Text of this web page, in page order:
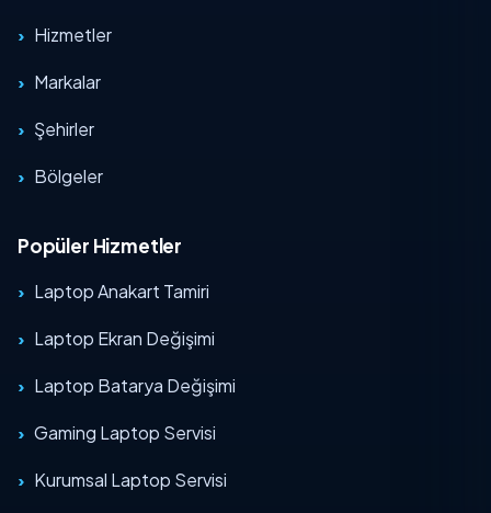
Hizmetler
Markalar
Şehirler
Bölgeler
Popüler Hizmetler
Laptop Anakart Tamiri
Laptop Ekran Değişimi
Laptop Batarya Değişimi
Gaming Laptop Servisi
Kurumsal Laptop Servisi